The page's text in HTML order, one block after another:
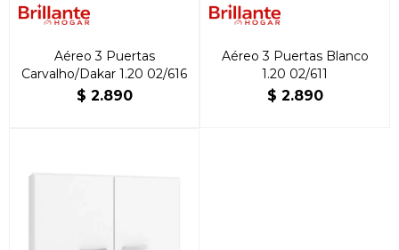
Aéreo 3 Puertas
Carvalho/Dakar 1.20 02/616
$ 2.890
Aéreo 3 Puertas Blanco
1.20 02/611
$ 2.890